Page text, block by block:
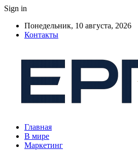
Sign in
Понедельник, 10 августа, 2026
Контакты
Главная
В мире
Маркетинг